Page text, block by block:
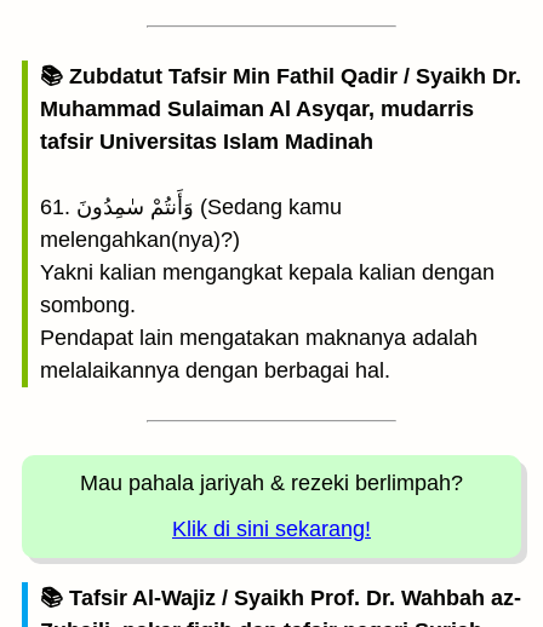
📚 Zubdatut Tafsir Min Fathil Qadir / Syaikh Dr.
Muhammad Sulaiman Al Asyqar, mudarris
tafsir Universitas Islam Madinah
61. وَأَنتُمْ سٰمِدُونَ (Sedang kamu
melengahkan(nya)?)
Yakni kalian mengangkat kepala kalian dengan
sombong.
Pendapat lain mengatakan maknanya adalah
melalaikannya dengan berbagai hal.
Mau pahala jariyah & rezeki berlimpah?
Klik di sini sekarang!
📚 Tafsir Al-Wajiz / Syaikh Prof. Dr. Wahbah az-